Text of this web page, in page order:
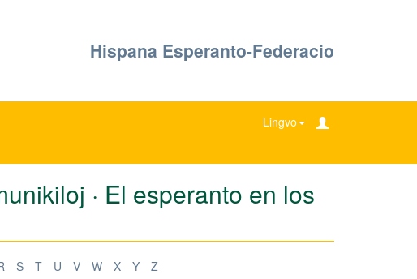
Hispana Esperanto-Federacio
Lingvo
· El esperanto en los
S T U V W X Y
Z